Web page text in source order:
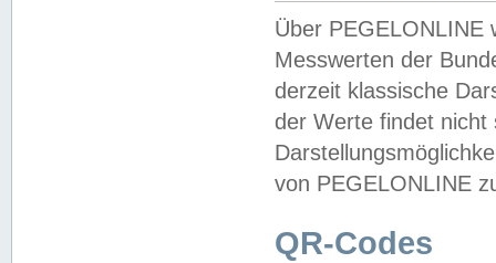
Über PEGELONLINE
Messwerten der
derzeit klassische
der Werte findet
von PEGELONLINE
QR-Codes